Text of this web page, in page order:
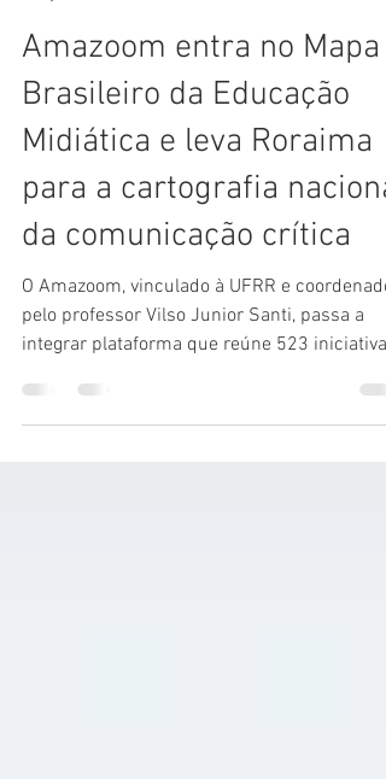
2 de jul.
4 min de leitura
Amazoom entra no Mapa
Brasileiro da Educação
Midiática e leva Roraima
para a cartografia nacional
da comunicação crítica
O Amazoom, vinculado à UFRR e coordenado
pelo professor Vilso Junior Santi, passa a
integrar plataforma que reúne 523 iniciativas